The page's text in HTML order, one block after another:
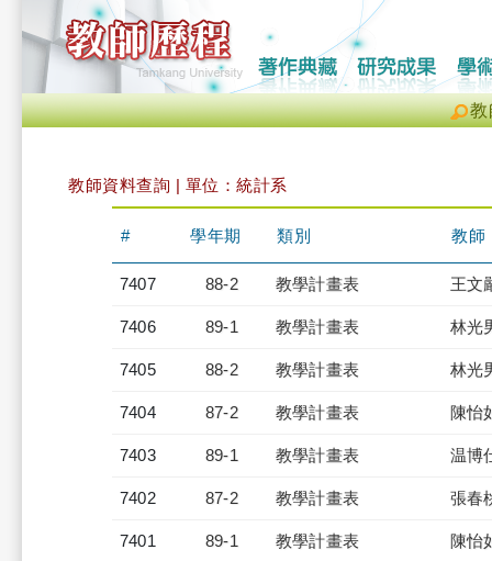
教
教師資料查詢 | 單位：統計系
# 學年期 類別 教師
7407 88-2 教學計畫表 王文
7406 89-1 教學計畫表 林光
7405 88-2 教學計畫表 林光
7404 87-2 教學計畫表 陳怡
7403 89-1 教學計畫表 温博
7402 87-2 教學計畫表 張春
7401 89-1 教學計畫表 陳怡